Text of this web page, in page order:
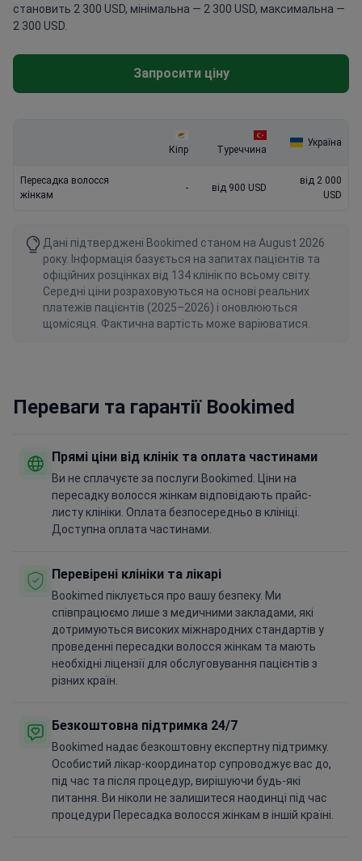
становить 2 300 USD, мінімальна — 2 300 USD, максимальна —
2 300 USD.
Запросити ціну
Кіпр Туреччина
Україна
Пересадка волосся
жінкам
- від 900 USD
від 2 000
USD
Дані підтверджені Bookimed станом на August 2026
року. Інформація базується на запитах пацієнтів та
офіційних розцінках від 134 клінік по всьому світу.
Середні ціни розраховуються на основі реальних
платежів пацієнтів (2025–2026) і оновлюються
щомісяця. Фактична вартість може варіюватися.
Переваги та гарантії Bookimed
Прямі ціни від клінік та оплата частинами
Ви не сплачуєте за послуги Bookimed. Ціни на
пересадку волосся жінкам відповідають прайс-
листу клініки. Оплата безпосередньо в клініці.
Доступна оплата частинами.
Перевірені клініки та лікарі
Bookimed піклується про вашу безпеку. Ми
співпрацюємо лише з медичними закладами, які
дотримуються високих міжнародних стандартів у
проведенні пересадки волосся жінкам та мають
необхідні ліцензії для обслуговування пацієнтів з
різних країн.
Безкоштовна підтримка 24/7
Bookimed надає безкоштовну експертну підтримку.
Особистий лікар-координатор супроводжує вас до,
під час та після процедур, вирішуючи будь-які
питання. Ви ніколи не залишитеся наодинці під час
процедури Пересадка волосся жінкам в іншій країні.